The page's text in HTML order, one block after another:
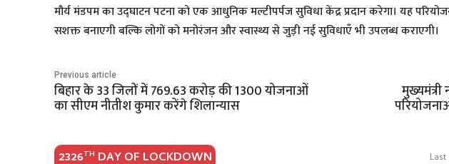
मौर्य मंडपम का उद्घाटन पटना को एक आधुनिक मल्टीपर्पज सुविधा केंद्र प्रदान करेगा। यह
सशक्त बनाएगी बल्कि लोगों को मनोरंजन और स्वास्थ्य से जुड़ी नई सुविधाएँ भी उपलब्ध कराएगी।
Previous article
बिहार के 33 जिलों में 769.63 करोड़ की 1300 योजनाओं
का सीएम नीतीश कुमार करेंगे शिलान्यास